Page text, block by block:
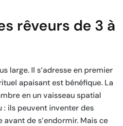
rêveurs de 3 à
large. Il s’adresse en premier
apaisant est bénéfique. La
en un vaisseau spatial
: ils peuvent inventer des
de s’endormir. Mais ce